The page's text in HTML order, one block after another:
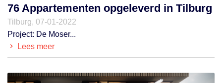
76 Appartementen opgeleverd in Tilburg
Tilburg, 07-01-2022
Project: De Moser...
Lees meer